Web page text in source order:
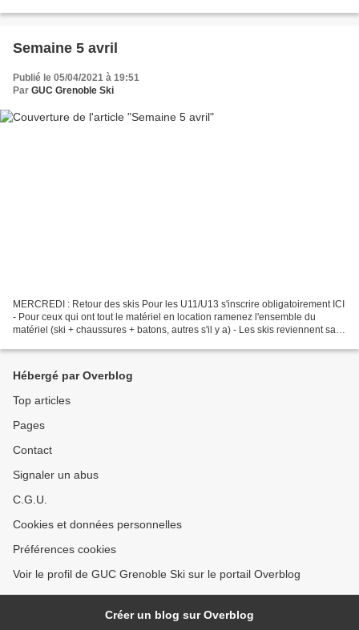
Semaine 5 avril
Publié le 05/04/2021 à 19:51
Par GUC Grenoble Ski
MERCREDI : Retour des skis Pour les U11/U13 s'inscrire obligatoirement ICI
- Pour ceux qui ont tout le matériel en location ramenez l'ensemble du
matériel (ski + chaussures + batons, autres s'il y a) - Les skis reviennent sans
Hébergé par Overblog
Top articles
Pages
Contact
Signaler un abus
C.G.U.
Cookies et données personnelles
Préférences cookies
Voir le profil de GUC Grenoble Ski sur le portail Overblog
Créer un blog sur Overblog